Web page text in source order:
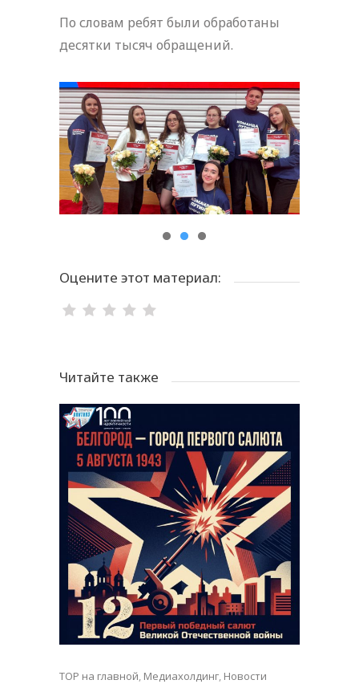
По словам ребят были обработаны
десятки тысяч обращений.
Оцените этот материал:
Читайте также
TOP на главной, Медиахолдинг, Новости